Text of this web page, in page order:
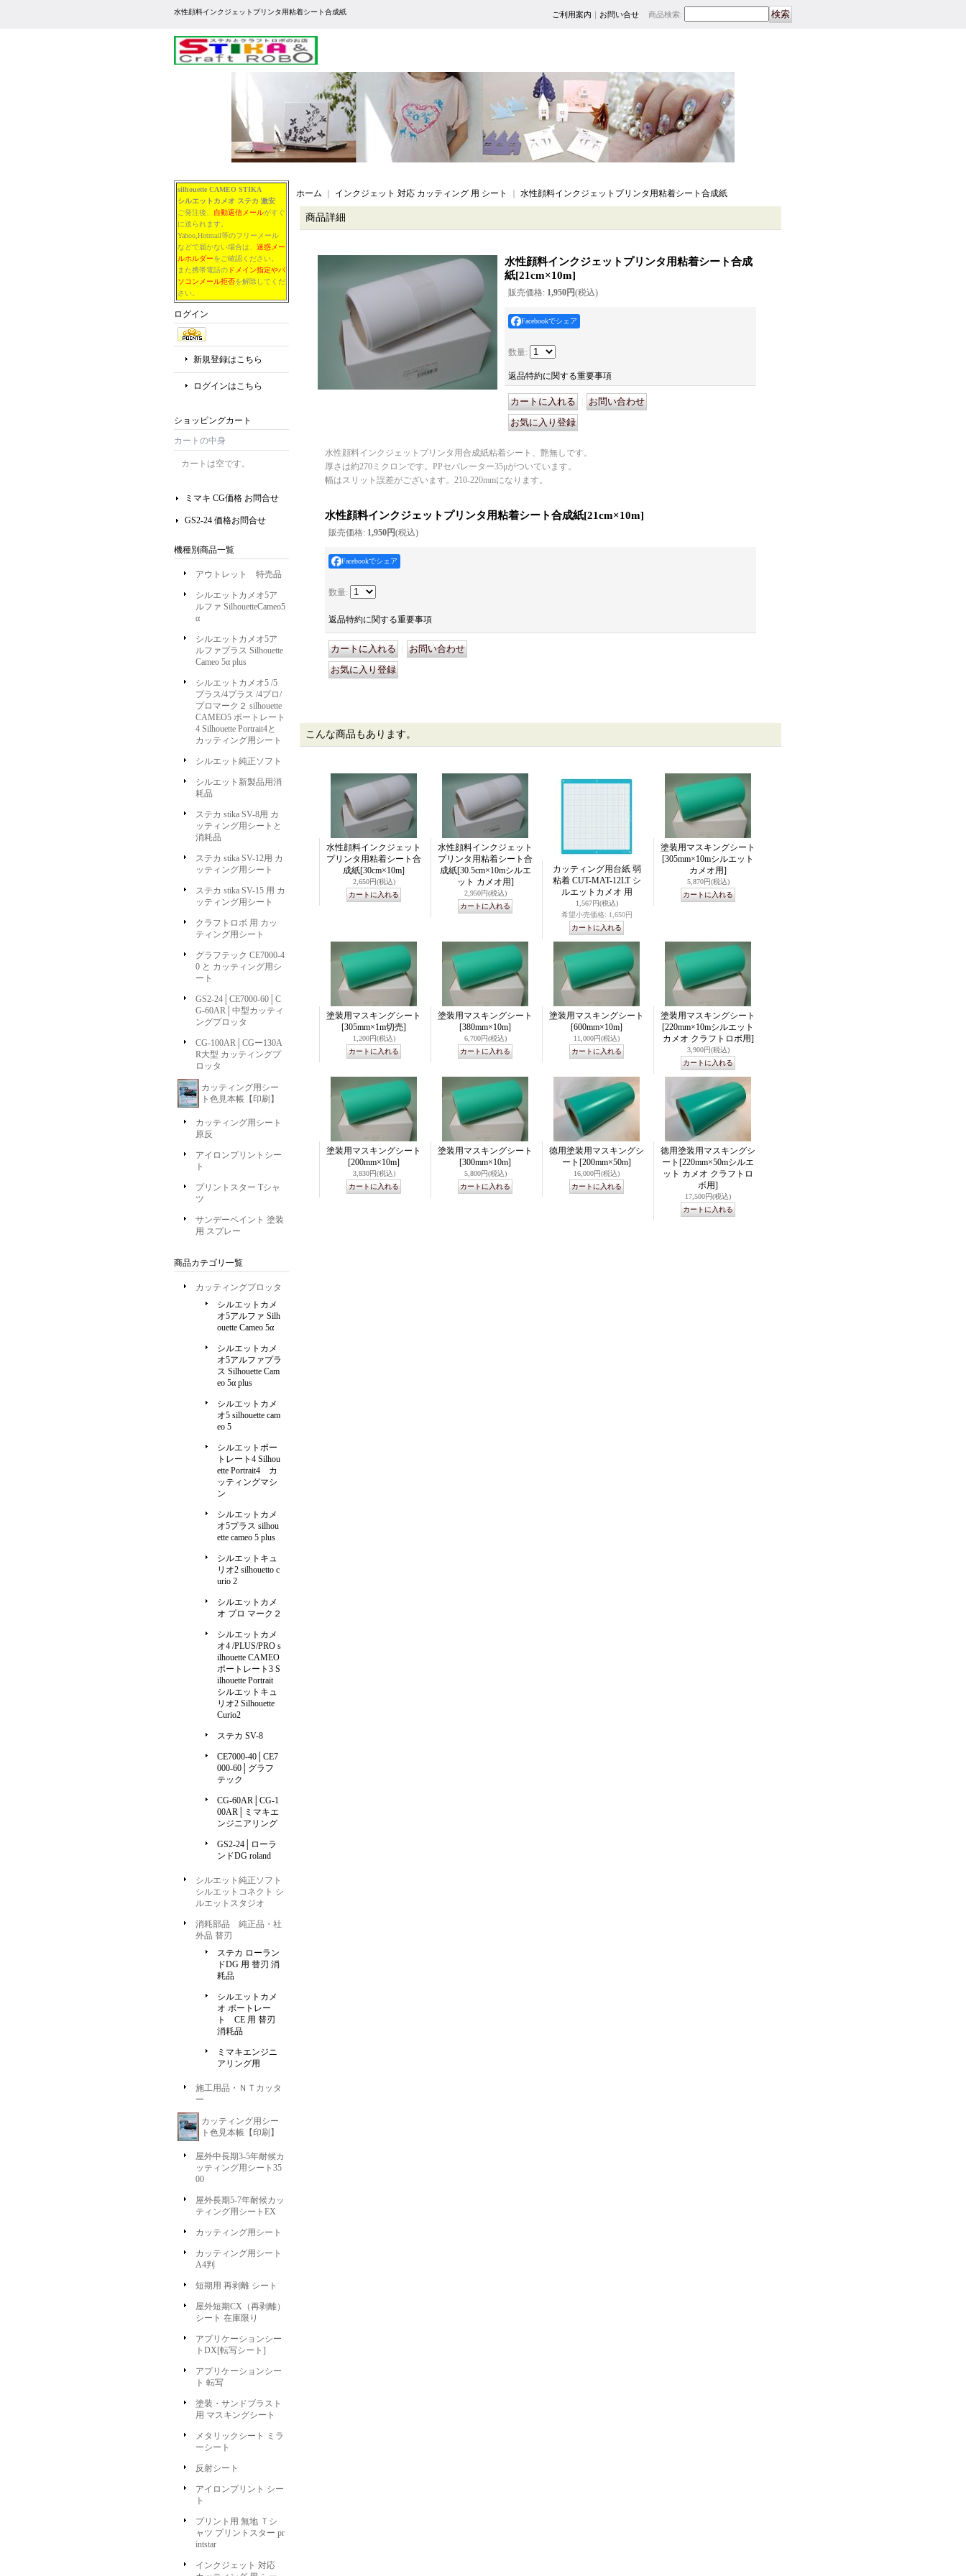
水性顔料インクジェットプリンタ用粘着シート合成紙 ご利用案内 ｜ お問い合せ 商品検索:
silhouette CAMEO STIKA
シルエットカメオ ステカ 激安
ご発注後、 自動返信メールがすぐ
に送られます。
Yahoo,Hotmail等のフリーメール
などで届かない場合は、 迷惑メー
ルホルダーをご確認ください。
また携帯電話の ドメイン指定やパ
ソコンメール拒否を解除してくだ
さい。
ログイン
新規登録はこちら
ログインはこちら
ショッピングカート
カートの中身
カートは空です。
ミマキ CG価格 お問合せ
GS2-24 価格お問合せ
機種別商品一覧
アウトレット 特売品
シルエットカメオ5ア
ルファ SilhouetteCameo5
α
シルエットカメオ5ア
ルファプラス Silhouette
Cameo 5α plus
シルエットカメオ5 /5
プラス/4プラス /4プロ/
プロマーク２ silhouette
CAMEO5 ポートレート
4 Silhouette Portrait4と
カッティング用シート
シルエット純正ソフト
シルエット新製品用消
耗品
ステカ stika SV-8用 カ
ッティング用シートと
消耗品
ステカ stika SV-12用 カ
ッティング用シート
ステカ stika SV-15 用 カ
ッティング用シート
クラフトロボ 用 カッ
ティング用シート
グラフテック CE7000-4
0 と カッティング用シ
ート
GS2-24│CE7000-60│C
G-60AR│中型カッティ
ングプロッタ
CG-100AR│CGー130A
R大型 カッティングプ
ロッタ
カッティング用シー
ト色見本帳【印刷】
カッティング用シート
原反
アイロンプリントシー
ト
プリントスター Tシャ
ツ
サンデーペイント 塗装
用 スプレー
商品カテゴリ一覧
カッティングプロッタ
シルエットカメ
オ5アルファ Silh
ouette Cameo 5α
シルエットカメ
オ5アルファプラ
ス Silhouette Cam
eo 5α plus
シルエットカメ
オ5 silhouette cam
eo 5
シルエットポー
トレート4 Silhou
ette Portrait4 カ
ッティングマシ
ン
シルエットカメ
オ5プラス silhou
ette cameo 5 plus
シルエットキュ
リオ2 silhouetto c
urio 2
シルエットカメ
オ プロ マーク２
シルエットカメ
オ4 /PLUS/PRO s
ilhouette CAMEO
ポートレート3 S
ilhouette Portrait
シルエットキュ
リオ2 Silhouette
Curio2
ステカ SV-8
CE7000-40│CE7
000-60│グラフ
テック
CG-60AR│CG-1
00AR│ミマキエ
ンジニアリング
GS2-24│ローラ
ンドDG roland
シルエット純正ソフト
シルエットコネクト シ
ルエットスタジオ
消耗部品 純正品・社
外品 替刃
ステカ ローラン
ドDG 用 替刃 消
耗品
シルエットカメ
オ ポートレー
ト CE 用 替刃
消耗品
ミマキエンジニ
アリング用
施工用品・ＮＴカッタ
ー
カッティング用シー
ト色見本帳【印刷】
屋外中長期3-5年耐候カ
ッティング用シート35
00
屋外長期5-7年耐候カッ
ティング用シートEX
カッティング用シート
カッティング用シート
A4判
短期用 再剥離 シート
屋外短期CX（再剥離）
シート 在庫限り
アプリケーションシー
トDX[転写シート]
アプリケーションシー
ト 転写
塗装・サンドブラスト
用 マスキングシート
メタリックシート ミラ
ーシート
反射シート
アイロンプリント シー
ト
プリント用 無地 Ｔシ
ャツ プリントスター pr
intstar
インクジェット 対応
ホーム インクジェット 対応 カッティング 用 シート 水性顔料インクジェットプリンタ用粘着シート合成紙
商品詳細
水性顔料インクジェットプリンタ用粘着シート合成
紙[21cm×10m]
販売価格: 1,950円(税込)
Facebookでシェア
数量:
返品特約に関する重要事項
水性顔料インクジェットプリンタ用合成紙粘着シート、艶無しです。
厚さは約270ミクロンです。PPセパレーター35μがついています。
幅はスリット誤差がございます。210-220mmになります。
水性顔料インクジェットプリンタ用粘着シート合成紙[21cm×10m]
販売価格: 1,950円(税込)
Facebookでシェア
数量:
返品特約に関する重要事項
こんな商品もあります。
水性顔料インクジェット
プリンタ用粘着シート合
成紙[30cm×10m]
2,650円(税込)
水性顔料インクジェット
プリンタ用粘着シート合
成紙[30.5cm×10mシルエ
ット カメオ用]
2,950円(税込)
カッティング用台紙 弱
粘着 CUT-MAT-12LT シ
ルエットカメオ 用
1,567円(税込)
希望小売価格: 1,650円
塗装用マスキングシート
[305mm×10mシルエット
カメオ用]
5,870円(税込)
塗装用マスキングシート
[305mm×1m切売]
1,200円(税込)
塗装用マスキングシート
[380mm×10m]
6,700円(税込)
塗装用マスキングシート
[600mm×10m]
11,000円(税込)
塗装用マスキングシート
[220mm×10mシルエット
カメオ クラフトロボ用]
3,900円(税込)
塗装用マスキングシート
[200mm×10m]
3,830円(税込)
塗装用マスキングシート
[300mm×10m]
5,800円(税込)
徳用塗装用マスキングシ
ート [200mm×50m]
16,000円(税込)
徳用塗装用マスキングシ
ート [220mm×50mシルエ
ット カメオ クラフトロ
ボ用]
17,500円(税込)